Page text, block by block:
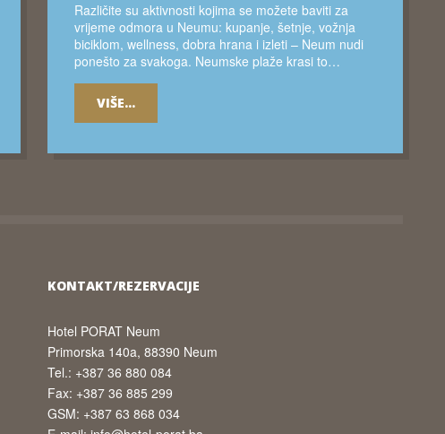
Različite su aktivnosti kojima se možete baviti za
vrijeme odmora u Neumu: kupanje, šetnje, vožnja
biciklom, wellness, dobra hrana i izleti – Neum nudi
ponešto za svakoga. Neumske plaže krasi to…
VIŠE...
KONTAKT/REZERVACIJE
Hotel PORAT Neum
Primorska 140a, 88390 Neum
Tel.: +387 36 880 084
Fax: +387 36 885 299
GSM: +387 63 868 034